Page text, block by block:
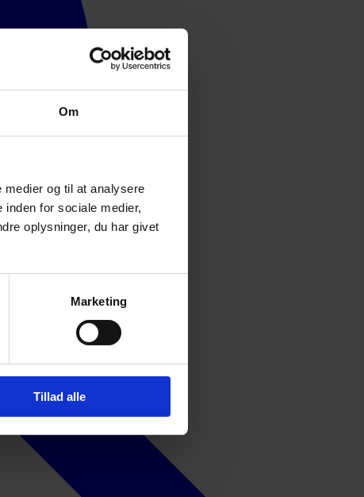
Om
og til at analysere
for sociale medier,
oplysninger, du har givet
Marketing
Tillad alle